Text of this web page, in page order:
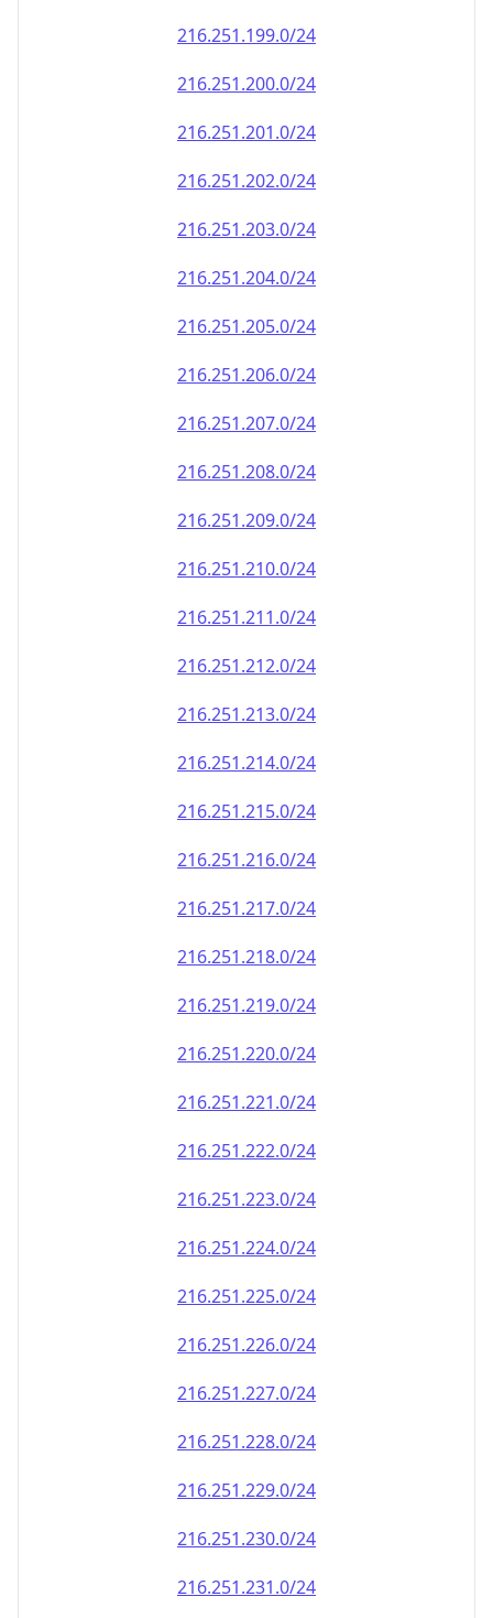
216.251.199.0/24
216.251.200.0/24
216.251.201.0/24
216.251.202.0/24
216.251.203.0/24
216.251.204.0/24
216.251.205.0/24
216.251.206.0/24
216.251.207.0/24
216.251.208.0/24
216.251.209.0/24
216.251.210.0/24
216.251.211.0/24
216.251.212.0/24
216.251.213.0/24
216.251.214.0/24
216.251.215.0/24
216.251.216.0/24
216.251.217.0/24
216.251.218.0/24
216.251.219.0/24
216.251.220.0/24
216.251.221.0/24
216.251.222.0/24
216.251.223.0/24
216.251.224.0/24
216.251.225.0/24
216.251.226.0/24
216.251.227.0/24
216.251.228.0/24
216.251.229.0/24
216.251.230.0/24
216.251.231.0/24